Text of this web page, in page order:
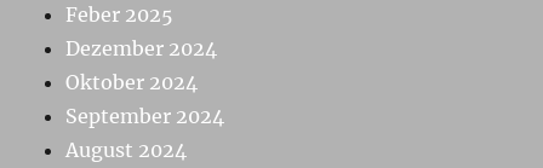
Feber 2025
Dezember 2024
Oktober 2024
September 2024
August 2024